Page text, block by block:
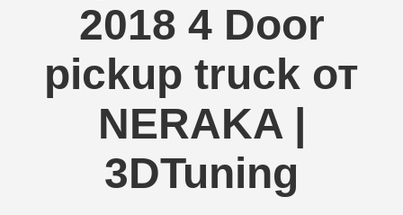
2018 4 Door
pickup truck от
NERAKA |
3DTuning